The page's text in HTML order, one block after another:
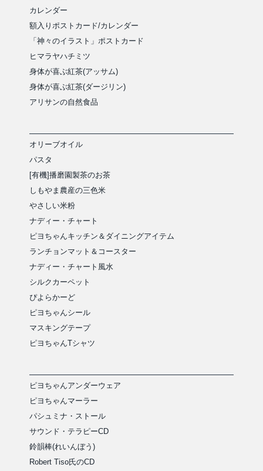
カレンダー
額入りポストカード/カレンダー
「神々のイラスト」ポストカード
ヒマラヤハチミツ
身体が喜ぶ紅茶(アッサム)
身体が喜ぶ紅茶(ダージリン)
アリサンの自然食品
オリーブオイル
パスタ
[有機]播磨園製茶のお茶
しもやま農産の三色米
やさしい米粉
ナディー・チャート
ピヨちゃんキッチン＆ダイニングアイテム
ランチョンマット＆コースター
ナディー・チャート風水
シルクカーペット
ぴよらかーど
ピヨちゃんシール
マスキングテープ
ピヨちゃんTシャツ
ピヨちゃんアンダーウェア
ピヨちゃんマーラー
パシュミナ・ストール
サウンド・テラピーCD
鈴韻棒(れいんぼう)
Robert Tiso氏のCD